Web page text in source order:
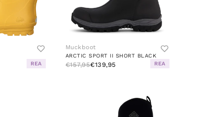
REA
Muckboot
ARCTIC SPORT II SHORT BLACK
€157,95€139,95 REA